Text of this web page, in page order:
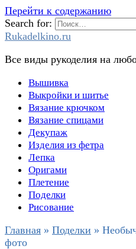
Перейти к содержанию
Search for:
Rukadelkino.ru
Все виды рукоделия на
Вышивка
Выкройки и шитье
Вязание крючком
Вязание спицами
Декупаж
Изделия из фетра
Лепка
Оригами
Плетение
Поделки
Рисование
Главная » Поделки »
фото